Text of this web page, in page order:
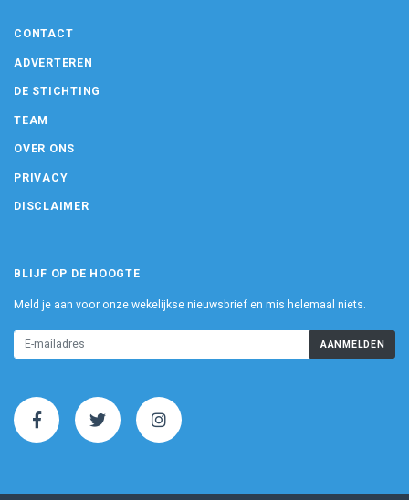
CONTACT
ADVERTEREN
DE STICHTING
TEAM
OVER ONS
PRIVACY
DISCLAIMER
BLIJF OP DE HOOGTE
Meld je aan voor onze wekelijkse nieuwsbrief en mis helemaal niets.
AANMELDEN